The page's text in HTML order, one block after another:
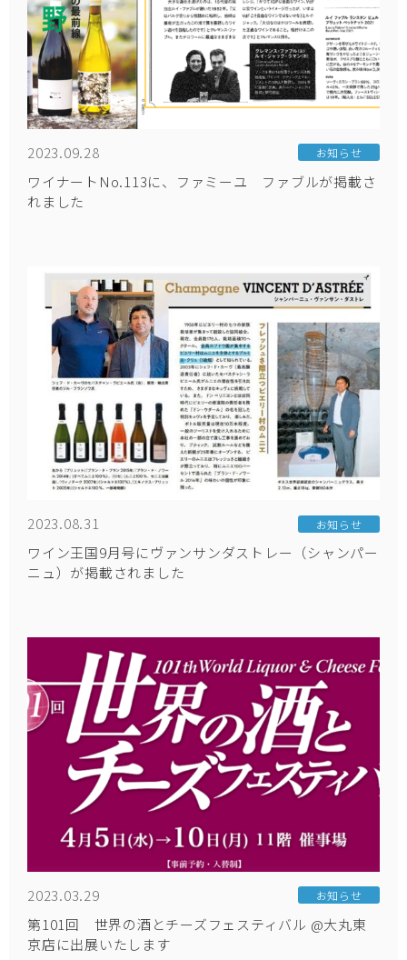
2023.09.28 お知らせ
ワイナートNo.113に、ファミーユ ファブルが掲載さ
れました
2023.08.31 お知らせ
ワイン王国9月号にヴァンサンダストレー（シャンパー
ニュ）が掲載されました
2023.03.29 お知らせ
第101回 世界の酒とチーズフェスティバル @大丸東
京店に出展いたします